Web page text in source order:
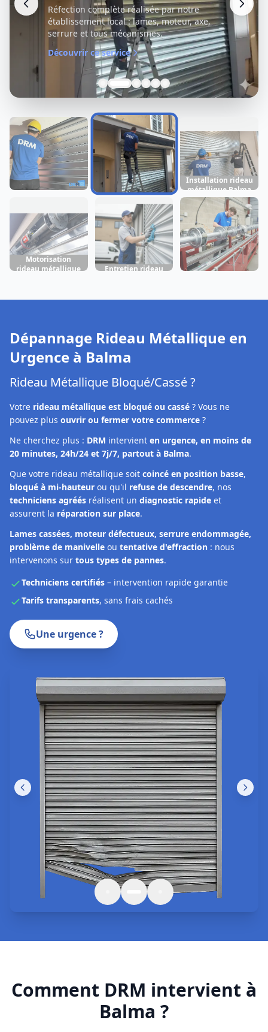
Réfection complète réalisée par notre
établissement local : lames, moteur, axe,
serrure et tous mécanismes.
Découvrir ce service
Réparation rideau
métallique Balma
Installation rideau
métallique Balma
Motorisation
rideau métallique
Entretien rideau
Dépannage Rideau Métallique en
Urgence à Balma
Rideau Métallique Bloqué/Cassé ?
Votre rideau métallique est bloqué ou cassé ? Vous ne
pouvez plus ouvrir ou fermer votre commerce ?
Ne cherchez plus : DRM intervient en urgence, en moins de
20 minutes, 24h/24 et 7j/7, partout à Balma.
Que votre rideau métallique soit coincé en position basse,
bloqué à mi-hauteur ou qu'il refuse de descendre, nos
techniciens agréés réalisent un diagnostic rapide et
assurent la réparation sur place.
Lames cassées, moteur défectueux, serrure endommagée,
problème de manivelle ou tentative d'effraction : nous
intervenons sur tous types de pannes.
Techniciens certifiés – intervention rapide garantie
Tarifs transparents, sans frais cachés
Une urgence ?
Comment DRM intervient à
Balma ?